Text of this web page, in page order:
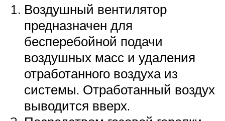
Воздушный вентилятор
предназначен для
бесперебойной подачи
воздушных масс и удаления
отработанного воздуха из
системы. Отработанный воздух
выводится вверх.